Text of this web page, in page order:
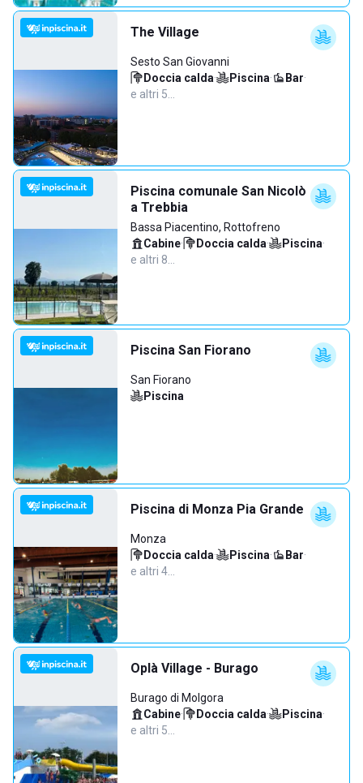
The Village
Sesto San Giovanni
Doccia calda· Piscina· Bar·
e altri 5…
Piscina comunale San Nicolò
a Trebbia
Bassa Piacentino, Rottofreno
Cabine· Doccia calda· Piscina·
e altri 8…
Piscina San Fiorano
San Fiorano
Piscina
Piscina di Monza Pia Grande
Monza
Doccia calda· Piscina· Bar·
e altri 4…
Oplà Village - Burago
Burago di Molgora
Cabine· Doccia calda· Piscina·
e altri 5…